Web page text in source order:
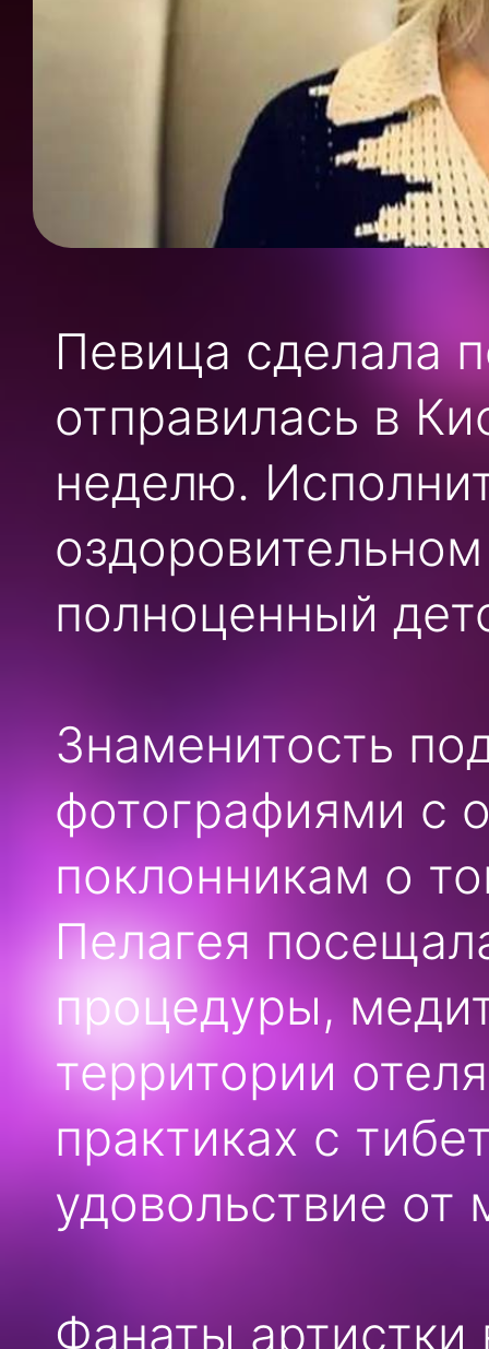
Певица сделала
отправилась в
неделю.
полноценный
Знаменитость
фотографиями с
поклонникам о
Пелагея
процедуры,
территории
практиках с
удовольствие от
Фанаты артистки